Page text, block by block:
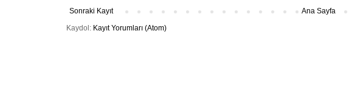
Sonraki Kayıt
Ana Sayfa
Kaydol: Kayıt Yorumları (Atom)